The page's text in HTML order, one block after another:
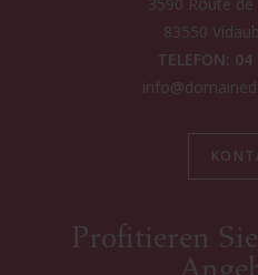
83550
TELEFON:
Profitieren